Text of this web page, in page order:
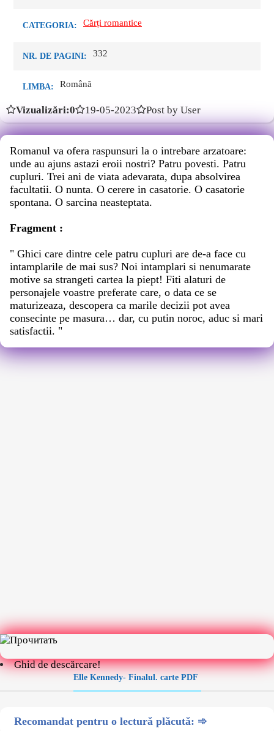
CATEGORIA: Cărți romantice
NR. DE PAGINI: 332
LIMBA: Română
Vizualizări:0 19-05-2023 Post by User
Romanul va ofera raspunsuri la o intrebare arzatoare:
unde au ajuns astazi eroii nostri? Patru povesti. Patru
cupluri. Trei ani de viata adevarata, dupa absolvirea
facultatii. O nunta. O cerere in casatorie. O casatorie
spontana. O sarcina neasteptata.
Fragment :
" Ghici care dintre cele patru cupluri are de-a face cu
intamplarile de mai sus? Noi intamplari si nenumarate
motive sa strangeti cartea la piept! Fiti alaturi de
personajele voastre preferate care, o data ce se
maturizeaza, descopera ca marile decizii pot avea
consecinte pe masura… dar, cu putin noroc, aduc si mari
satisfactii. "
Ghid de descărcare!
Elle Kennedy- Finalul. carte PDF
Recomandat pentru o lectură plăcută: ➾